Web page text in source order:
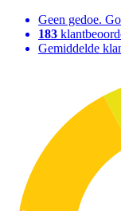
Geen gedoe.
183
Gemiddelde